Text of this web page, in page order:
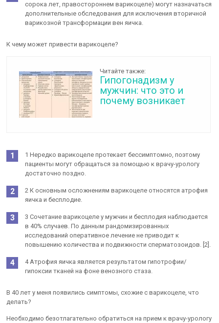
сорока лет, правостороннем варикоцеле) могут назначаться
дополнительные обследования для исключения вторичной
варикозной трансформации вен яичка.
К чему может привести варикоцеле?
Читайте также:
Гипогонадизм у
мужчин: что это и
почему возникает
1 Нередко варикоцеле протекает бессимптомно, поэтому
пациенты могут обращаться за помощью к врачу-урологу
достаточно поздно.
2 К основным осложнениям варикоцеле относятся атрофия
яичка и бесплодие.
3 Сочетание варикоцеле у мужчин и бесплодия наблюдается
в 40% случаев. По данным рандомизированных
исследований оперативное лечение не приводит к
повышению количества и подвижности сперматозоидов. [2].
4 Атрофия яичка является результатом гипотрофии/
гипоксии тканей на фоне венозного стаза.
В 40 лет у меня появились симптомы, схожие с варикоцеле, что
делать?
Необходимо безотлагательно обратиться на прием к врачу-урологу